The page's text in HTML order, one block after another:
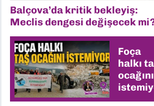
Balçova’da kritik bekleyiş:
Meclis dengesi değişecek
Foça
halkı
ocağını